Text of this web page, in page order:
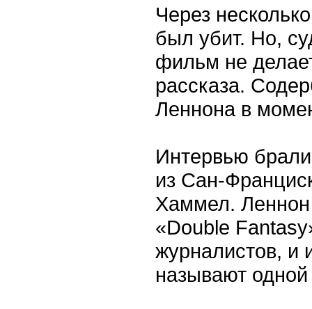
Через
был убит. Но,
фильм не
рассказа.
Леннона в
Интервью
из Сан-
Хаммел. Леннон
«Double
журналистов, и
называют